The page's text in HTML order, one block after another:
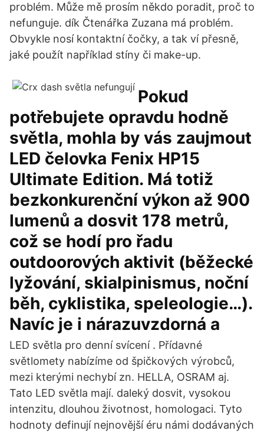
problém. Může mě prosím někdo poradit, proč to
nefunguje. dík Čtenářka Zuzana má problém.
Obvykle nosí kontaktní čočky, a tak ví přesně,
jaké použít například stíny či make-up.
Pokud
potřebujete opravdu hodně
světla, mohla by vás zaujmout
LED čelovka Fenix HP15
Ultimate Edition. Má totiž
bezkonkurenční výkon až 900
lumenů a dosvit 178 metrů,
což se hodí pro řadu
outdoorových aktivit (běžecké
lyžování, skialpinismus, noční
běh, cyklistika, speleologie…).
Navíc je i nárazuvzdorná a
LED světla pro denní svícení . Přídavné
světlomety nabízíme od špičkových výrobců,
mezi kterými nechybí zn. HELLA, OSRAM aj.
Tato LED světla mají. daleký dosvit, vysokou
intenzitu, dlouhou životnost, homologaci. Tyto
hodnoty definují nejnovější éru námi dodávaných